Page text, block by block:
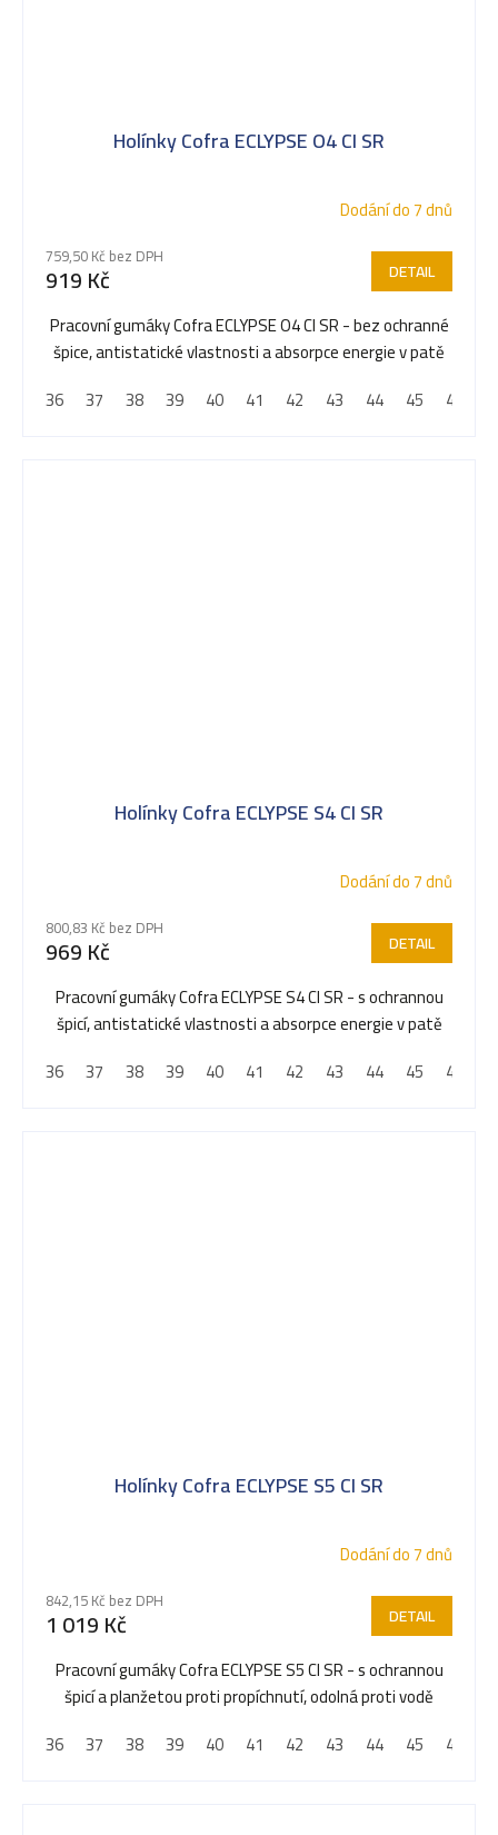
Holínky Cofra ECLYPSE O4 CI SR
Dodání do 7 dnů
759,50 Kč bez DPH
919 Kč DETAIL
Pracovní gumáky Cofra ECLYPSE O4 CI SR - bez ochranné
špice, antistatické vlastnosti a absorpce energie v patě
36
37 38 39 40 41 42 43 44 45 46
Holínky Cofra ECLYPSE S4 CI SR
Dodání do 7 dnů
800,83 Kč bez DPH
969 Kč DETAIL
Pracovní gumáky Cofra ECLYPSE S4 CI SR - s ochrannou
špicí, antistatické vlastnosti a absorpce energie v patě
36
37 38 39 40 41 42 43 44 45 46
Holínky Cofra ECLYPSE S5 CI SR
Dodání do 7 dnů
842,15 Kč bez DPH
1 019 Kč DETAIL
Pracovní gumáky Cofra ECLYPSE S5 CI SR - s ochrannou
špicí a planžetou proti propíchnutí, odolná proti vodě
36
37 38 39 40 41 42 43 44 45 46